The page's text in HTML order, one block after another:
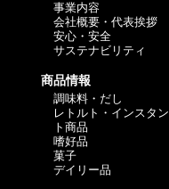
事業内容
会社概要・代表挨拶
安心・安全
サステナビリティ
商品情報
調味料・だし
レトルト・インスタン
ト商品
嗜好品
菓子
デイリー品